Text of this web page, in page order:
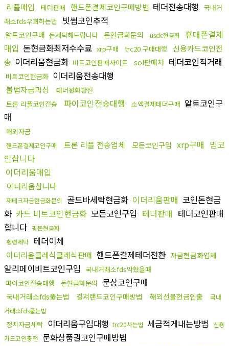
리플매입
테더판매 핸드폰결제코인구매방법 테더전송대행
국내거
래소fds우회하는법
빗썸코인추적
알트코인구매 돈세탁해드립니다 돈현금화문의 usdc현금화 휴대폰결제
매입 돈현금화최저수수료 xrp구매 trc20 구매대행
신용카드코인전
송 이더리움현금화 비트코인판매사이트 sol판매처 테더코인직거래
비트코인현금화 이더리움전송대행
불법자금믹싱
태더원화환전
트론 리플코인전송
파이코인전송대행 소액결제테더구매 알트코인구
매
해외자금
핸드폰결제코인구매 트론 리플 전송업체 모든코인구입 xrp구매 밈코
인삽니다
이더리움매입
이더리움삽니다
재테크자금현금화문의 골드바세탁현금화 이더리움판매 코인돈현금
화 카드 비트코인현금화 모든코인구입 테더판매 테더코인판매
합니다 핑돈현금화
횡령세탁 테더이체
이더리움클레식클레식판매 핸드폰결제테더전환 자금현금화업체
알리페이비트코인구입
국내거래소fds막혔을때
파이코인전송대행
돈현금화문의 문상코인구매
국내거래소fds뚫는법 컬쳐랜드코인구매방법 해외선물현금인출
국내
거래소fds뚫는법
정치자금세탁 이더리움구입대행 trc20사는법 세금적게내는방법
신용
카드코인충전 문화상품권코인구매방법